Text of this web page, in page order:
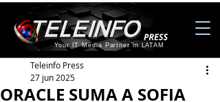
Your IT Media Partner in LATAM
ORACLE SUMA A SOFIA
Teleinfo Press
27 jun 2025